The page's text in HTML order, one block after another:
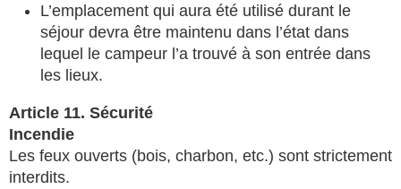
L’emplacement qui aura été utilisé durant le
séjour devra être maintenu dans l’état dans
lequel le campeur l’a trouvé à son entrée dans
les lieux.
Article 11. Sécurité
Incendie
Les feux ouverts (bois, charbon, etc.) sont strictement
interdits.